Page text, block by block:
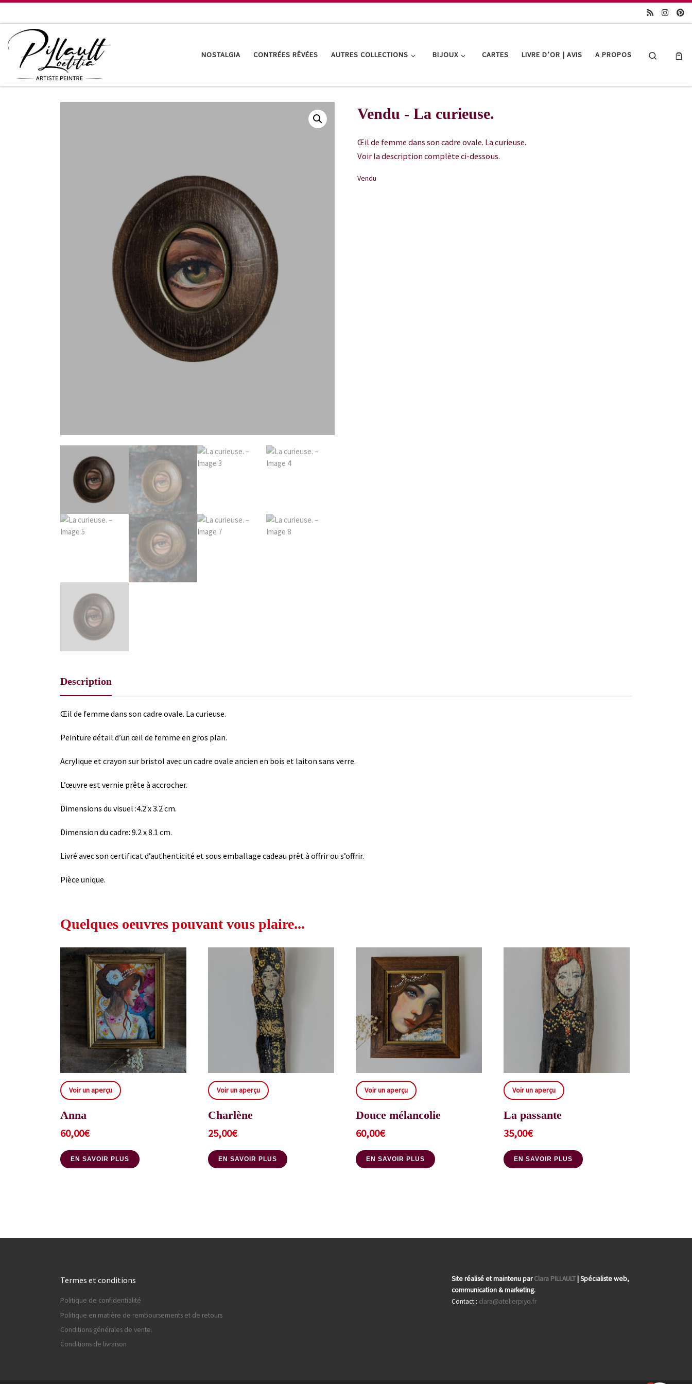
NOSTALGIA CONTRÉES RÊVÉES AUTRES COLLECTIONS BIJOUX CARTES LIVRE D’OR | AVIS A PROPOS Search
Vendu - La curieuse.
Œil de femme dans son cadre ovale. La curieuse.
Voir la description complète ci-dessous.
Vendu
Description
Œil de femme dans son cadre ovale. La curieuse.
Peinture détail d’un œil de femme en gros plan.
Acrylique et crayon sur bristol avec un cadre ovale ancien en bois et laiton sans verre.
L’œuvre est vernie prête à accrocher.
Dimensions du visuel :4.2 x 3.2 cm.
Dimension du cadre: 9.2 x 8.1 cm.
Livré avec son certificat d’authenticité et sous emballage cadeau prêt à offrir ou s’offrir.
Pièce unique.
Quelques oeuvres pouvant vous plaire...
Voir un aperçu
Anna
60,00€
EN SAVOIR PLUS
Voir un aperçu
Charlène
25,00€
EN SAVOIR PLUS
Voir un aperçu
Douce mélancolie
60,00€
EN SAVOIR PLUS
Voir un aperçu
La passante
35,00€
EN SAVOIR PLUS
Termes et conditions
Politique de confidentialité
Politique en matière de remboursements et de retours
Conditions générales de vente.
Conditions de livraison
Site réalisé et maintenu parClara PILLAULT | Spécialiste web,
communication & marketing.
Contact : clara@atelierpiyo.fr